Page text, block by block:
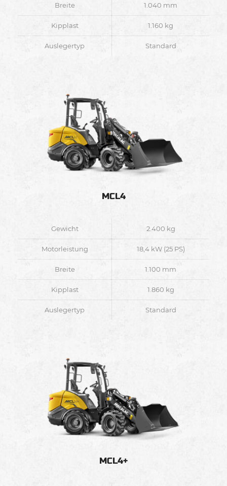
Breite 1.040 mm
Kipplast 1.160 kg
Auslegertyp Standard
MCL4
Gewicht 2.400 kg
Motorleistung 18,4 kW (25 PS)
Breite 1.100 mm
Kipplast 1.860 kg
Auslegertyp Standard
MCL4+